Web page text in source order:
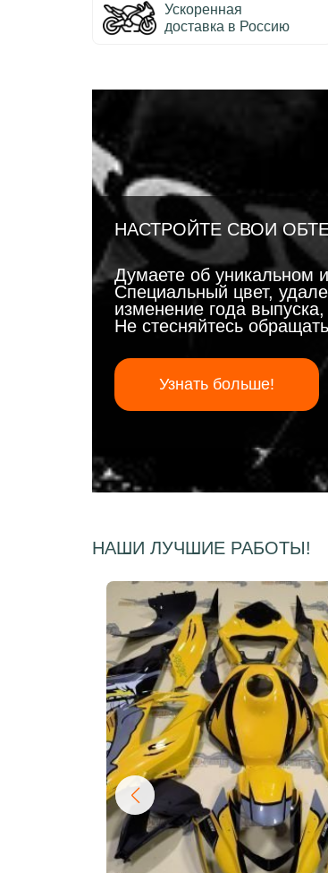
Ускоренная
доставка в Россию
НАСТРОЙТЕ СВОИ
Думаете об уникальном
Специальный цвет,
изменение года
Не стесняйтесь
Узнать больше!
НАШИ ЛУЧШИЕ РАБОТЫ!